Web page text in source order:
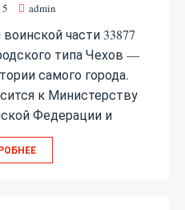
admin
части 33877
типа Чехов —
самого города.
к Министерству
Федерации и